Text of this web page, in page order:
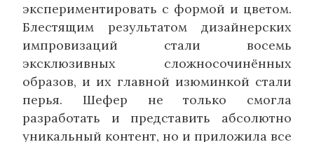
экспериментировать с формой и цветом.
Блестящим результатом дизайнерских
импровизаций стали восемь
эксклюзивных сложносочинённых
образов, и их главной изюминкой стали
перья. Шефер не только смогла
разработать и представить абсолютно
уникальный контент, но и приложила все